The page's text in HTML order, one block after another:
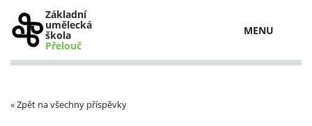
Základní
umělecká
škola
Přelouč
MENU
« Zpět na všechny příspěvky